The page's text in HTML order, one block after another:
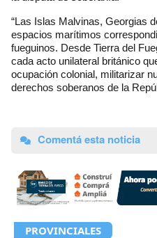
“Las Islas Malvinas, Georgias
espacios marítimos
fueguinos. Desde Tierra del
cada acto unilateral británico
ocupación colonial, militarizar
derechos soberanos de la
Comentá esta noticia
PROVINCIALES